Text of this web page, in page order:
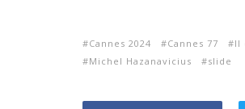
Cannes 2024 Cannes 77 Il
Michel Hazanavicius
slide